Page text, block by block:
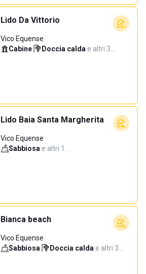
Lido Da Vittorio
Vico Equense
Cabine· Doccia calda·e altri 3…
Lido Baia Santa Margherita
Vico Equense
Sabbiosa·e altri 1…
Bianca beach
Vico Equense
Sabbiosa· Doccia calda·e altri 3…